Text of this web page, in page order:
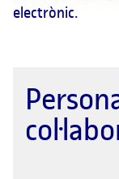
electrònic.